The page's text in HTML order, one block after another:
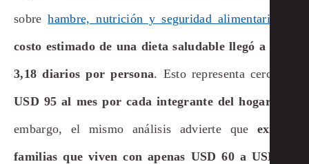
sobrehambre, nutrición y seguridad alimentaria
costo estimado de una dieta saludable llegó a USD
3,18 diarios por persona. Esto representa cerca de
USD 95 al mes por cada integrante del hogar.
embargo, el mismo análisis advierte que existen
familias que viven con apenas USD 60 a USD 80